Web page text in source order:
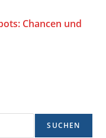
Chancen und
SUCHEN